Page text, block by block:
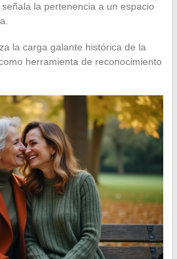
la pertenencia a un espacio
la carga galante histórica de la
herramienta de reconocimiento